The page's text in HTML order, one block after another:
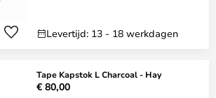
Levertijd: 13 - 18 werkdagen
Tape Kapstok L Charcoal - Hay
€ 80,00